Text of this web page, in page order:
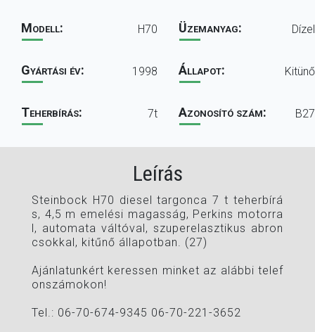
Modell: H70
Gyártási év: 1998
Teherbírás: 7t
Üzemanyag: Dízel
Állapot: Kitünő
Azonosító szám: B27
Leírás
Steinbock H70 diesel targonca 7 t teherbírá
s, 4,5 m emelési magasság, Perkins motorra
l, automata váltóval, szuperelasztikus abron
csokkal, kitűnő állapotban. (27)
Ajánlatunkért keressen minket az alábbi telef
onszámokon!
Tel.: 06-70-674-9345 06-70-221-3652